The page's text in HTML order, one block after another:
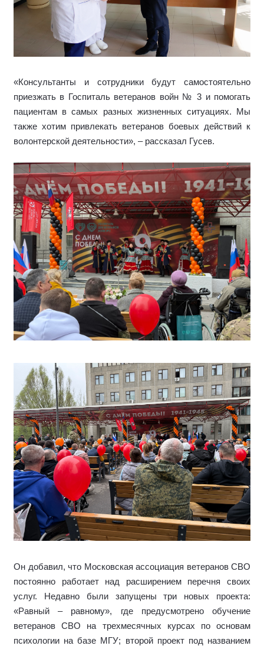
«Консультанты и сотрудники будут самостоятельно
приезжать в Госпиталь ветеранов войн № 3 и помогать
пациентам в самых разных жизненных ситуациях. Мы
также хотим привлекать ветеранов боевых действий к
волонтерской деятельности», – рассказал Гусев.
Он добавил, что Московская ассоциация ветеранов СВО
постоянно работает над расширением перечня своих
услуг. Недавно были запущены три новых проекта:
«Равный – равному», где предусмотрено обучение
ветеранов СВО на трехмесячных курсах по основам
психологии на базе МГУ; второй проект под названием